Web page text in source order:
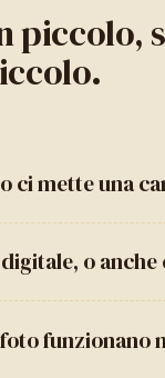
piccolo,
ci mette una
o anche
funzionano